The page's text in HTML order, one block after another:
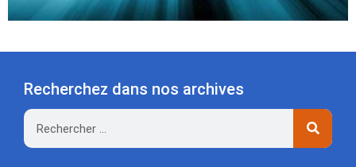
Recherchez dans nos archives
Rechercher